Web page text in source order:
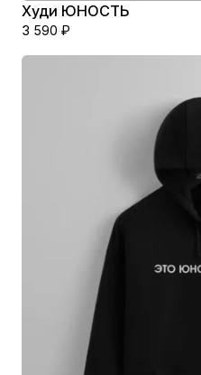
Худи ЮНОСТЬ
3 590 ₽